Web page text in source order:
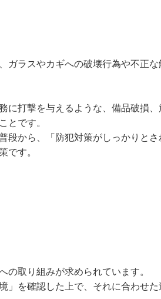
ガラスやカギへの破壊行為や不正な
に打撃を与えるような、備品破損、
とです。
段から、「防犯対策がしっかりとさ
です。
取り組みが求められています。
」を確認した上で、それに合わせた